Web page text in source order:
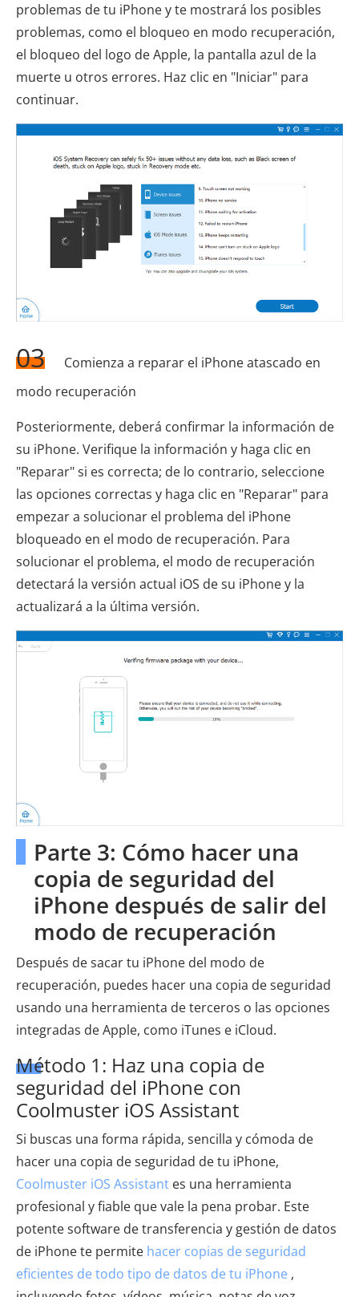
problemas de tu iPhone y te mostrará los posibles
problemas, como el bloqueo en modo recuperación,
el bloqueo del logo de Apple, la pantalla azul de la
muerte u otros errores. Haz clic en "Iniciar" para
continuar.
03
Comienza a reparar el iPhone atascado en
modo recuperación
Posteriormente, deberá confirmar la información de
su iPhone. Verifique la información y haga clic en
"Reparar" si es correcta; de lo contrario, seleccione
las opciones correctas y haga clic en "Reparar" para
empezar a solucionar el problema del iPhone
bloqueado en el modo de recuperación. Para
solucionar el problema, el modo de recuperación
detectará la versión actual iOS de su iPhone y la
actualizará a la última versión.
Parte 3: Cómo hacer una
copia de seguridad del
iPhone después de salir del
modo de recuperación
Después de sacar tu iPhone del modo de
recuperación, puedes hacer una copia de seguridad
usando una herramienta de terceros o las opciones
integradas de Apple, como iTunes e iCloud.
Método 1: Haz una copia de
seguridad del iPhone con
Coolmuster iOS Assistant
Si buscas una forma rápida, sencilla y cómoda de
hacer una copia de seguridad de tu iPhone,
Coolmuster iOS Assistant es una herramienta
profesional y fiable que vale la pena probar. Este
potente software de transferencia y gestión de datos
de iPhone te permite hacer copias de seguridad
eficientes de todo tipo de datos de tu iPhone ,